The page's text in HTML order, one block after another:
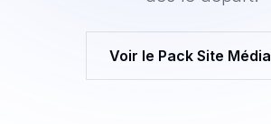
Voir le Pack Site Média